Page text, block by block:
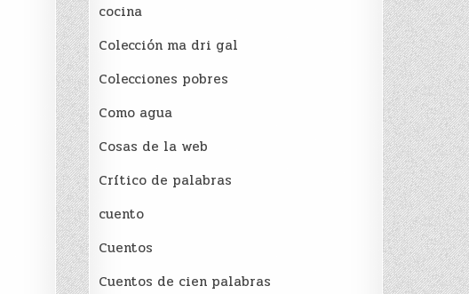
cocina
Colección ma dri gal
Colecciones pobres
Como agua
Cosas de la web
Crítico de palabras
cuento
Cuentos
Cuentos de cien palabras